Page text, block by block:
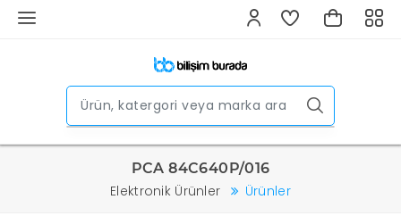
PCA 84C640P/016
Elektronik Ürünler Ürünler